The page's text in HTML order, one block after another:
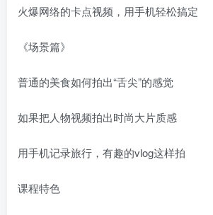
火爆网络的卡点视频，用手机轻松搞定
《场景篇》
普通的美食如何拍出“舌尖”的感觉
如果把人物视频拍出时尚大片质感
用手机记录旅行，有趣的vlog这样拍
课程特色